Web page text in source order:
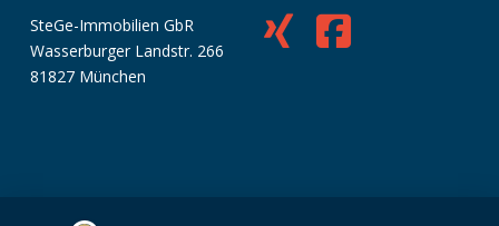
SteGe-Immobilien GbR
Wasserburger Landstr. 266
81827 München
Kundenbewertungen und Erfahrungen zu
SteGe-Immobilien GbR